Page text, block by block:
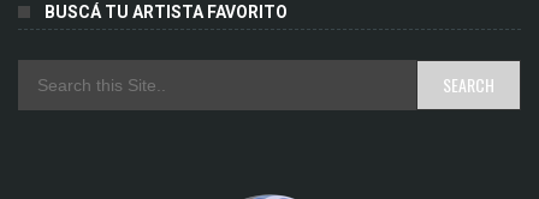
BUSCÁ TU ARTISTA FAVORITO